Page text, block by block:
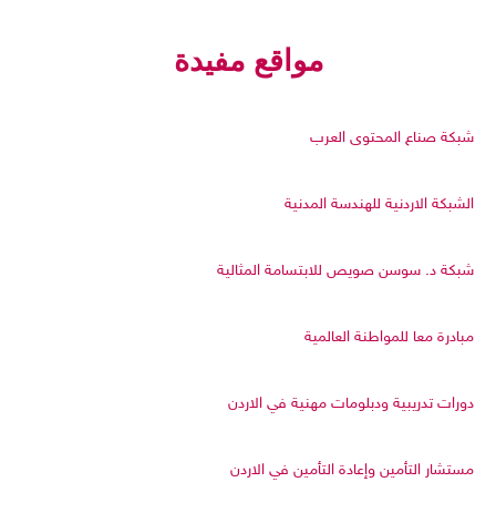
مواقع مفيدة
شبكة صناع المحتوى العرب
الشبكة الاردنية للهندسة المدنية
شبكة د. سوسن صويص للابتسامة المثالية
مبادرة معا للمواطنة العالمية
دورات تدريبية ودبلومات مهنية في الاردن
مستشار التأمين وإعادة التأمين في الاردن